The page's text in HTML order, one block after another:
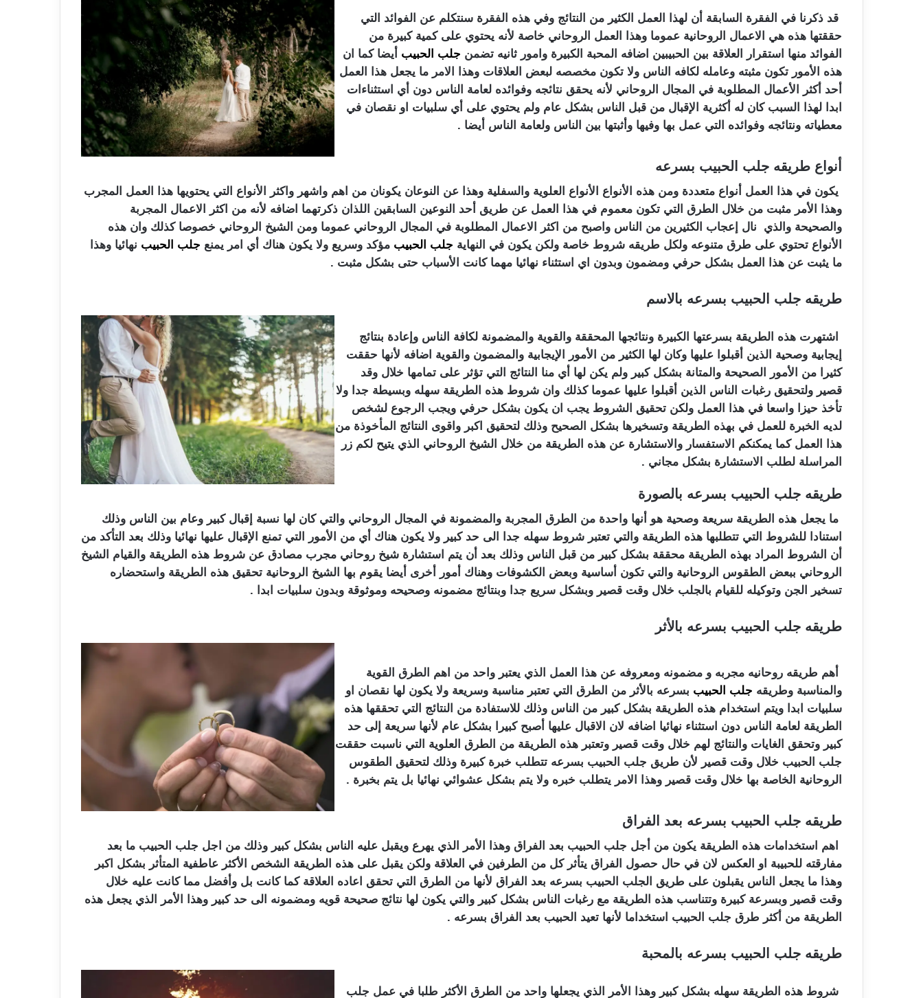
قد ذكرنا في الفقرة السابقة أن لهذا العمل الكثير من النتائج وفي هذه الفقرة سنتكلم عن الفوائد التي
حققتها هذه هي الاعمال الروحانية عموما وهذا العمل الروحاني خاصة لأنه يحتوي على كمية كبيرة من
الفوائد منها استقرار العلاقة بين الحبيبين اضافه المحبة الكبيرة وامور ثانيه تضمن جلب الحبيب أيضا كما ان
هذه الأمور تكون مثبته وعامله لكافه الناس ولا تكون مخصصه لبعض العلاقات وهذا الامر ما يجعل هذا العمل
أحد أكثر الأعمال المطلوبة في المجال الروحاني لأنه يحقق نتائجه وفوائده لعامة الناس دون أي استثناءات
ابدا لهذا السبب كان له أكثرية الإقبال من قبل الناس بشكل عام ولم يحتوي على أي سلبيات او نقصان في
معطياته ونتائجه وفوائده التي عمل بها وفيها وأثبتها بين الناس ولعامة الناس أيضا .
أنواع طريقه جلب الحبيب بسرعه
يكون في هذا العمل أنواع متعددة ومن هذه الأنواع الأنواع العلوية والسفلية وهذا عن النوعان يكونان من اهم واشهر واكثر الأنواع التي يحتويها هذا العمل المجرب
وهذا الأمر مثبت من خلال الطرق التي تكون معموم في هذا العمل عن طريق أحد النوعين السابقين اللذان ذكرتهما اضافه لأنه من اكثر الاعمال المجربة
والصحيحة والذي نال إعجاب الكثيرين من الناس واصبح من اكثر الاعمال المطلوبة في المجال الروحاني عموما ومن الشيخ الروحاني خصوصا كذلك وان هذه
الأنواع تحتوي على طرق متنوعه ولكل طريقه شروط خاصة ولكن يكون في النهاية جلب الحبيب مؤكد وسريع ولا يكون هناك أي امر يمنع جلب الحبيب نهائيا وهذا
ما يثبت عن هذا العمل بشكل حرفي ومضمون وبدون اي استثناء نهائيا مهما كانت الأسباب حتى بشكل مثبت .
طريقه جلب الحبيب بسرعه بالاسم
اشتهرت هذه الطريقة بسرعتها الكبيرة ونتائجها المحققة والقوية والمضمونة لكافة الناس وإعادة بنتائج
إيجابية وصحية الذين أقبلوا عليها وكان لها الكثير من الأمور الإيجابية والمضمون والقوية اضافه لأنها حققت
كثيرا من الأمور الصحيحة والمتانة بشكل كبير ولم يكن لها أي منا النتائج التي تؤثر على تمامها خلال وقد
قصير ولتحقيق رغبات الناس الذين أقبلوا عليها عموما كذلك وان شروط هذه الطريقة سهله وبسيطة جدا ولا
تأخذ حيزا واسعا في هذا العمل ولكن تحقيق الشروط يجب ان يكون بشكل حرفي ويجب الرجوع لشخص
لديه الخبرة للعمل في بهذه الطريقة وتسخيرها بشكل الصحيح وذلك لتحقيق اكبر واقوى النتائج المأخوذة من
هذا العمل كما يمكنكم الاستفسار والاستشارة عن هذه الطريقة من خلال الشيخ الروحاني الذي يتيح لكم زر
المراسلة لطلب الاستشارة بشكل مجاني .
طريقه جلب الحبيب بسرعه بالصورة
ما يجعل هذه الطريقة سريعة وصحية هو أنها واحدة من الطرق المجربة والمضمونة في المجال الروحاني والتي كان لها نسبة إقبال كبير وعام بين الناس وذلك
استنادا للشروط التي تتطلبها هذه الطريقة والتي تعتبر شروط سهله جدا الى حد كبير ولا يكون هناك أي من الأمور التي تمنع الإقبال عليها نهائيا وذلك بعد التأكد من
أن الشروط المراد بهذه الطريقة محققة بشكل كبير من قبل الناس وذلك بعد أن يتم استشارة شيخ روحاني مجرب مصادق عن شروط هذه الطريقة والقيام الشيخ
الروحاني ببعض الطقوس الروحانية والتي تكون أساسية وبعض الكشوفات وهناك أمور أخرى أيضا يقوم بها الشيخ الروحانية تحقيق هذه الطريقة واستحضاره
تسخير الجن وتوكيله للقيام بالجلب خلال وقت قصير وبشكل سريع جدا وبنتائج مضمونه وصحيحه وموثوقة وبدون سلبيات ابدا .
طريقه جلب الحبيب بسرعه بالأثر
أهم طريقه روحانيه مجربه و مضمونه ومعروفه عن هذا العمل الذي يعتبر واحد من اهم الطرق القوية
والمناسبة وطريقه جلب الحبيب بسرعه بالأثر من الطرق التي تعتبر مناسبة وسريعة ولا يكون لها نقصان او
سلبيات ابدا ويتم استخدام هذه الطريقة بشكل كبير من الناس وذلك للاستفادة من النتائج التي تحققها هذه
الطريقة لعامة الناس دون استثناء نهائيا اضافه لان الاقبال عليها أصبح كبيرا بشكل عام لأنها سريعة إلى حد
كبير وتحقق الغايات والنتائج لهم خلال وقت قصير وتعتبر هذه الطريقة من الطرق العلوية التي ناسبت حققت
جلب الحبيب خلال وقت قصير لأن طريق جلب الحبيب بسرعه تتطلب خبرة كبيرة وذلك لتحقيق الطقوس
الروحانية الخاصة بها خلال وقت قصير وهذا الامر يتطلب خبره ولا يتم بشكل عشوائي نهائيا بل يتم بخبرة .
طريقه جلب الحبيب بسرعه بعد الفراق
اهم استخدامات هذه الطريقة يكون من أجل جلب الحبيب بعد الفراق وهذا الأمر الذي يهرع ويقبل عليه الناس بشكل كبير وذلك من اجل جلب الحبيب ما بعد
مفارقته للحبيبة او العكس لان في حال حصول الفراق يتأثر كل من الطرفين في العلاقة ولكن يقبل على هذه الطريقة الشخص الأكثر عاطفية المتأثر بشكل اكبر
وهذا ما يجعل الناس يقبلون على طريق الجلب الحبيب بسرعه بعد الفراق لأنها من الطرق التي تحقق اعاده العلاقة كما كانت بل وأفضل مما كانت عليه خلال
وقت قصير وبسرعة كبيرة وتتناسب هذه الطريقة مع رغبات الناس بشكل كبير والتي يكون لها نتائج صحيحة قويه ومضمونه الى حد كبير وهذا الأمر الذي يجعل هذه
الطريقة من أكثر طرق جلب الحبيب استخداما لأنها تعيد الحبيب بعد الفراق بسرعه .
طريقه جلب الحبيب بسرعه بالمحبة
شروط هذه الطريقة سهله بشكل كبير وهذا الأمر الذي يجعلها واحد من الطرق الأكثر طلبا في عمل جلب